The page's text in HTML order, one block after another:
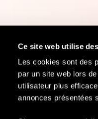
Ce site web utilise
Les cookies sont des
par un site web lors
utilisateur plus
annonces présentées